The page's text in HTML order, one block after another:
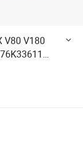
V80 V180